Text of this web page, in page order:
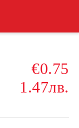
€0.75
1.47лв.